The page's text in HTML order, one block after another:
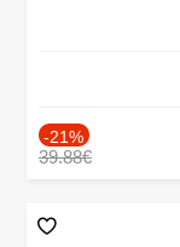
-21%
39.88€